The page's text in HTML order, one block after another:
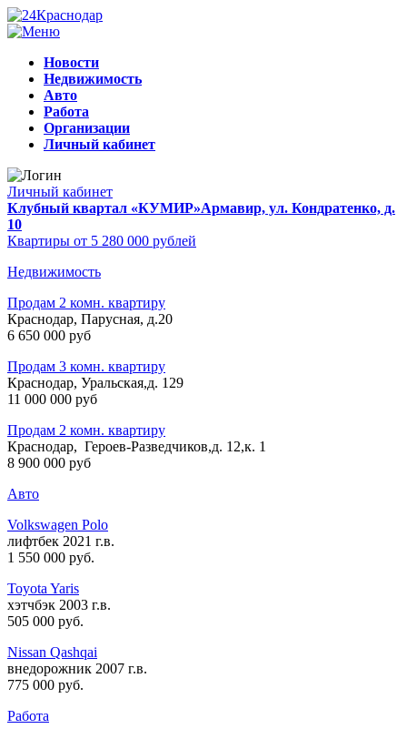
Новости
Недвижимость
Авто
Работа
Организации
Личный кабинет
Личный кабинет
Клубный квартал «КУМИР»Армавир, ул. Кондратенко, д.
10
Квартиры от 5 280 000 рублей
Недвижимость
Продам 2 комн. квартиру
Краснодар, Парусная, д.20
6 650 000 руб
Продам 3 комн. квартиру
Краснодар, Уральская,д. 129
11 000 000 руб
Продам 2 комн. квартиру
Краснодар, Героев-Разведчиков,д. 12,к. 1
8 900 000 руб
Авто
Volkswagen Polo
лифтбек 2021 г.в.
1 550 000 руб.
Toyota Yaris
хэтчбэк 2003 г.в.
505 000 руб.
Nissan Qashqai
внедорожник 2007 г.в.
775 000 руб.
Работа